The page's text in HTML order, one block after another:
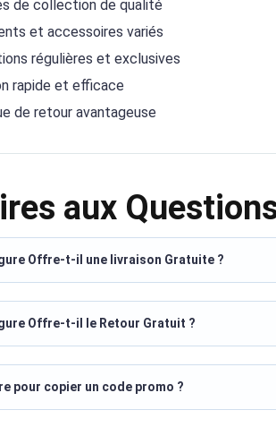
de collection de qualité
et accessoires variés
régulières et exclusives
rapide et efficace
de retour avantageuse
aux
Offre-t-il une livraison Gratuite ?
Offre-t-il le Retour Gratuit ?
pour copier un code promo ?